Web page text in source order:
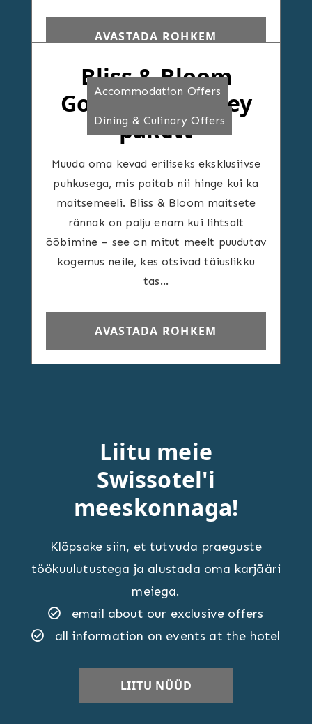
AVASTADA ROHKEM
Accommodation Offers
Dining & Culinary Offers
Bliss & Bloom
Gourmet Journey
pakett
Muuda oma kevad eriliseks eksklusiivse
puhkusega, mis paitab nii hinge kui ka
maitsemeeli. Bliss & Bloom maitsete
rännak on palju enam kui lihtsalt
ööbimine – see on mitut meelt puudutav
kogemus neile, kes otsivad täiuslikku
tas…
AVASTADA ROHKEM
Liitu meie
Swissotel'i
meeskonnaga!
Klõpsake siin, et tutvuda praeguste
töökuulutustega ja alustada oma karjääri
meiega.
email about our exclusive offers
all information on events at the hotel